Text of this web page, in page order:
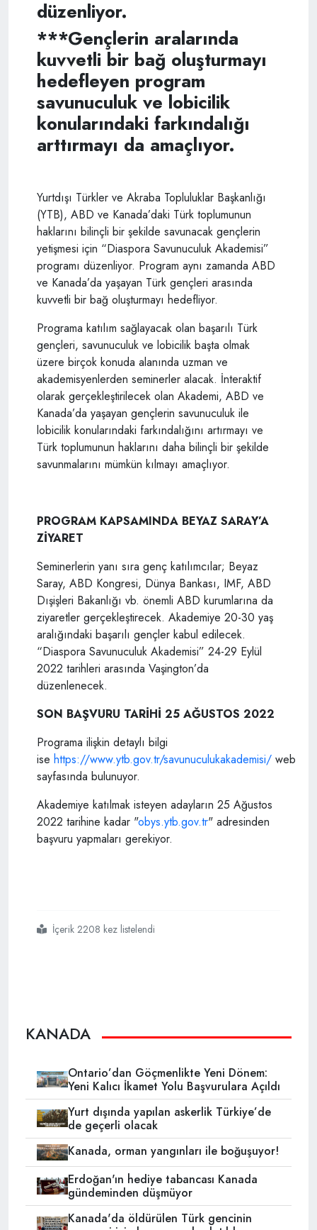
düzenliyor.
***Gençlerin aralarında
kuvvetli bir bağ oluşturmayı
hedefleyen program
savunuculuk ve lobicilik
konularındaki farkındalığı
arttırmayı da amaçlıyor.
Yurtdışı Türkler ve Akraba Topluluklar Başkanlığı
(YTB), ABD ve Kanada’daki Türk toplumunun
haklarını bilinçli bir şekilde savunacak gençlerin
yetişmesi için “Diaspora Savunuculuk Akademisi”
programı düzenliyor. Program aynı zamanda ABD
ve Kanada’da yaşayan Türk gençleri arasında
kuvvetli bir bağ oluşturmayı hedefliyor.
Programa katılım sağlayacak olan başarılı Türk
gençleri, savunuculuk ve lobicilik başta olmak
üzere birçok konuda alanında uzman ve
akademisyenlerden seminerler alacak. İnteraktif
olarak gerçekleştirilecek olan Akademi, ABD ve
Kanada’da yaşayan gençlerin savunuculuk ile
lobicilik konularındaki farkındalığını artırmayı ve
Türk toplumunun haklarını daha bilinçli bir şekilde
savunmalarını mümkün kılmayı amaçlıyor.
PROGRAM KAPSAMINDA BEYAZ SARAY’A
ZİYARET
Seminerlerin yanı sıra genç katılımcılar; Beyaz
Saray, ABD Kongresi, Dünya Bankası, IMF, ABD
Dışişleri Bakanlığı vb. önemli ABD kurumlarına da
ziyaretler gerçekleştirecek. Akademiye 20-30 yaş
aralığındaki başarılı gençler kabul edilecek.
“Diaspora Savunuculuk Akademisi” 24-29 Eylül
2022 tarihleri arasında Vaşington’da
düzenlenecek.
SON BAŞVURU TARİHİ 25 AĞUSTOS 2022
Programa ilişkin detaylı bilgi
ise https://www.ytb.gov.tr/savunuculukakademisi/ web
sayfasında bulunuyor.
Akademiye katılmak isteyen adayların 25 Ağustos
2022 tarihine kadar "obys.ytb.gov.tr" adresinden
başvuru yapmaları gerekiyor.
#ytbden
#kanadadaki
#türk
#gençlerine
#davetİçerik 2208 kez listelendi
KANADA
Ontario’dan Göçmenlikte Yeni Dönem:
Yeni Kalıcı İkamet Yolu Başvurulara Açıldı
Yurt dışında yapılan askerlik Türkiye’de
de geçerli olacak
Kanada, orman yangınları ile boğuşuyor!
Erdoğan'ın hediye tabancası Kanada
gündeminden düşmüyor
Kanada'da öldürülen Türk gencinin